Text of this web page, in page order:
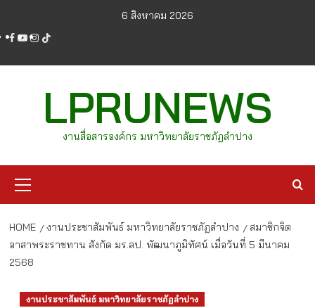
content
6 สิงหาคม 2026
facebook
youtube
instagram
tiktok
LPRUNEWS
งานสื่อสารองค์กร มหาวิทยาลัยราชภัฏลำปาง
Menu
HOME งานประชาสัมพันธ์ มหาวิทยาลัยราชภัฏลำปาง
สมาชิกจิต
อาสาพระราชทาน สังกัด มร.ลป. พัฒนาภูมิทัศน์ เมื่อวันที่ 5 มีนาคม
2568
งานประชาสัมพันธ์ มหาวิทยาลัยราชภัฏลำปาง